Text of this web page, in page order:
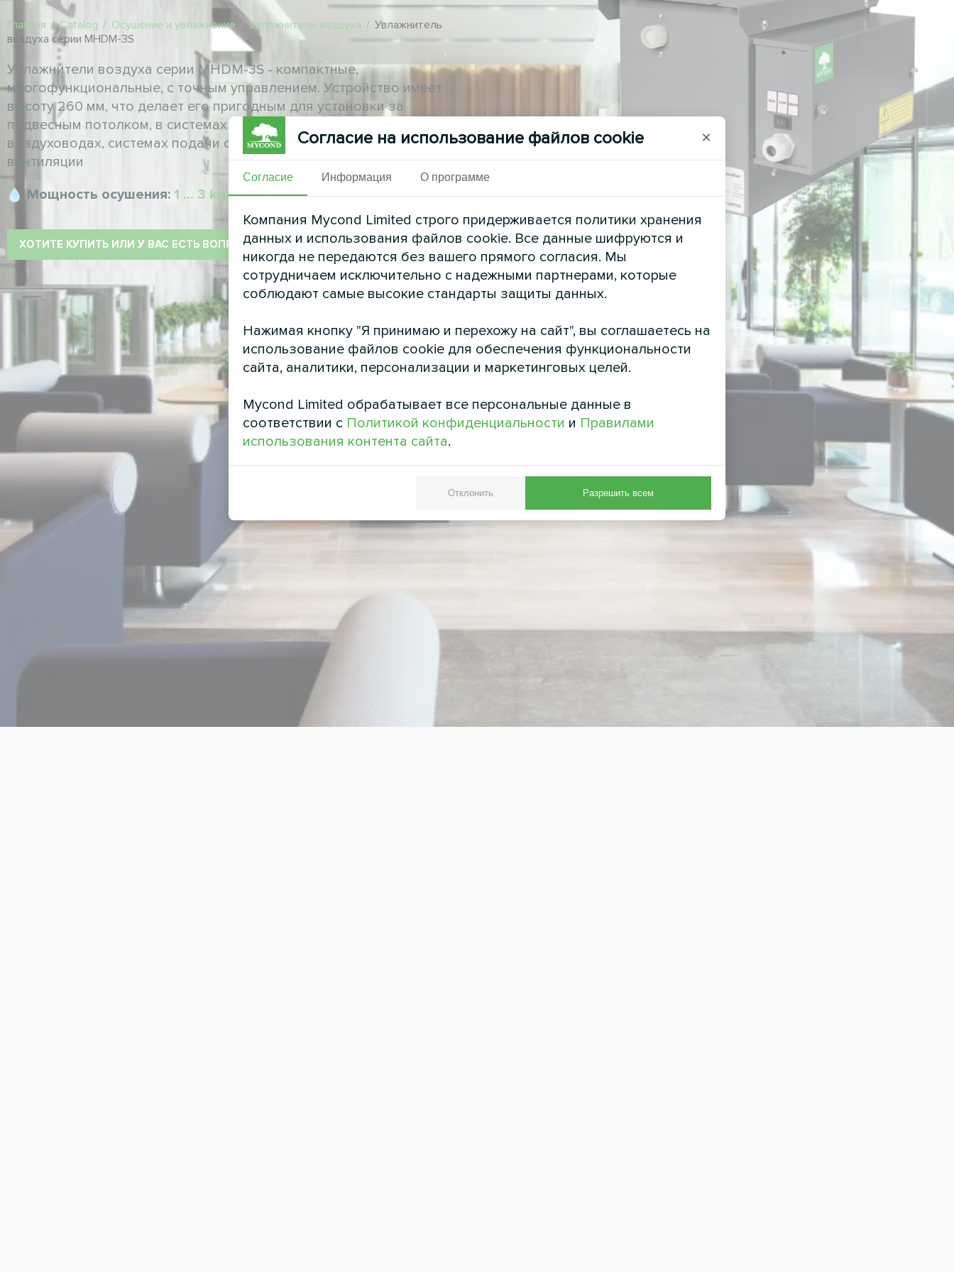
Главная / Catalog / Осушение и увлажнение Увлажнители воздуха / Увлажнитель
воздуха серии MHDM-3S
Увлажнители воздуха серии MHDM-3S - компактные,
многофункциональные, с точным управлением. Устройство имеет
высоту 260 мм, что делает его пригодным для установки за
подвесным потолком, в системах вентиляторов, вентиляционных
воздуховодах, системах подачи свежего воздуха или системах
вентиляции
Мощность осушения: 1 ... 3 kg/h
ХОТИТЕ КУПИТЬ ИЛИ У ВАС ЕСТЬ ВОПРОСЫ?
Согласие на использование файлов cookie ×
Согласие Информация О программе
Компания Mycond Limited строго придерживается политики хранения
данных и использования файлов cookie. Все данные шифруются и
никогда не передаются без вашего прямого согласия. Мы
сотрудничаем исключительно с надежными партнерами, которые
соблюдают самые высокие стандарты защиты данных.
Нажимая кнопку "Я принимаю и перехожу на сайт", вы соглашаетесь на
использование файлов cookie для обеспечения функциональности
сайта, аналитики, персонализации и маркетинговых целей.
Mycond Limited обрабатывает все персональные данные в
соответствии с Политикой конфиденциальности и Правилами
использования контента сайта.
Отклонить Разрешить всем